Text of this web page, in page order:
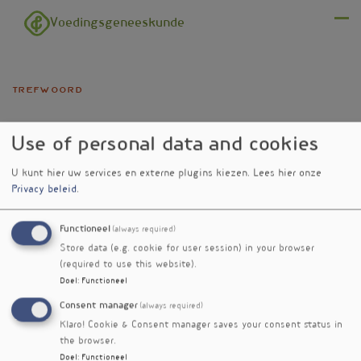
Overslaan en naar de inhoud gaan
Voedingsgeneeskunde
trefwoord
nitraat
Verschenen
Nitraatsupplement vermindert
ontsteking na sport
Spinazie-extract ter
ondersteuning van krachttraining
bij ouderen
nieuwsbrief
Use of personal data and cookies
U kunt hier uw services en externe plugins kiezen. Lees hier onze
Privacy beleid.
Functioneel (always required)
Store data (e.g. cookie for user session) in your browser
(required to use this website).
Doel : Functioneel
Consent manager (always required)
Klaro! Cookie & Consent manager saves your consent status in
the browser.
Doel : Functioneel